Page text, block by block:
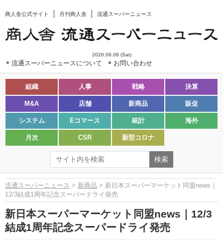
商人舎公式サイト 月刊商人舎 流通スーパーニュース
2026.08.08 (Sat)
流通スーパーニュースについて お問い合わせ
組織 人事 戦略 決算
M&A 店舗 新商品 販促
システム Eコマース 統計 海外
月次 CSR 新型コロナ
流通スーパーニュース > 新商品 > 新日本スーパーマーケット同盟news｜
12/3結成1周年記念スーパードライ発売
新日本スーパーマーケット同盟news｜12/3
結成1周年記念スーパードライ発売